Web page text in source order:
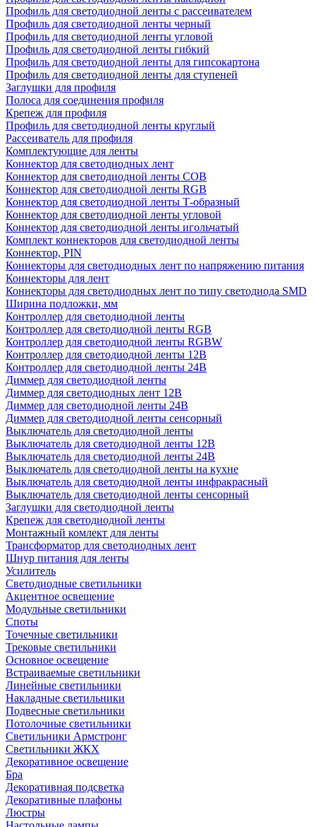
Профиль для светодиодной ленты с рассеивателем
Профиль для светодиодной ленты черный
Профиль для светодиодной ленты угловой
Профиль для светодиодной ленты гибкий
Профиль для светодиодной ленты для гипсокартона
Профиль для светодиодной ленты для ступеней
Заглушки для профиля
Полоса для соединения профиля
Крепеж для профиля
Профиль для светодиодной ленты круглый
Рассеиватель для профиля
Комплектующие для ленты
Коннектор для светодиодных лент
Коннектор для светодиодной ленты COB
Коннектор для светодиодной ленты RGB
Коннектор для светодиодной ленты Т-образный
Коннектор для светодиодной ленты угловой
Коннектор для светодиодной ленты игольчатый
Комплект коннекторов для светодиодной ленты
Коннектор, PIN
Коннекторы для светодиодных лент по напряжению питания
Коннекторы для лент
Коннекторы для светодиодных лент по типу светодиода SMD
Ширина подложки, мм
Контроллер для светодиодной ленты
Контроллер для светодиодной ленты RGB
Контроллер для светодиодной ленты RGBW
Контроллер для светодиодной ленты 12В
Контроллер для светодиодной ленты 24В
Диммер для светодиодной ленты
Диммер для светодиодных лент 12В
Диммер для светодиодной ленты 24В
Диммер для светодиодной ленты сенсорный
Выключатель для светодиодной ленты
Выключатель для светодиодной ленты 12В
Выключатель для светодиодной ленты 24В
Выключатель для светодиодной ленты на кухне
Выключатель для светодиодной ленты инфракрасный
Выключатель для светодиодной ленты сенсорный
Заглушки для светодиодной ленты
Крепеж для светодиодной ленты
Монтажный комлект для ленты
Трансформатор для светодиодных лент
Шнур питания для ленты
Усилитель
Светодиодные светильники
Акцентное освещение
Модульные светильники
Споты
Точечные светильники
Трековые светильники
Основное освещение
Встраиваемые светильники
Линейные светильники
Накладные светильники
Подвесные светильники
Потолочные светильники
Светильники Армстронг
Светильники ЖКХ
Декоративное освещение
Бра
Декоративная подсветка
Декоративные плафоны
Люстры